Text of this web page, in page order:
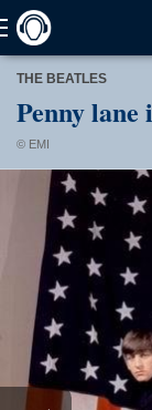
THE BEATLES
Penny lane
© EMI